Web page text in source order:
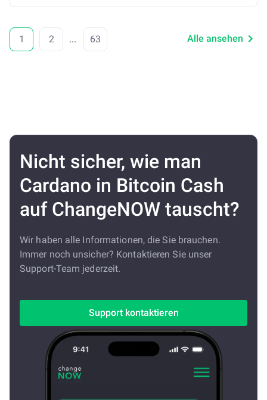
1 2 ... 63 Alle ansehen
Nicht sicher, wie man
Cardano in Bitcoin Cash
auf ChangeNOW tauscht?
Wir haben alle Informationen, die Sie brauchen.
Immer noch unsicher? Kontaktieren Sie unser
Support-Team jederzeit.
Support kontaktieren